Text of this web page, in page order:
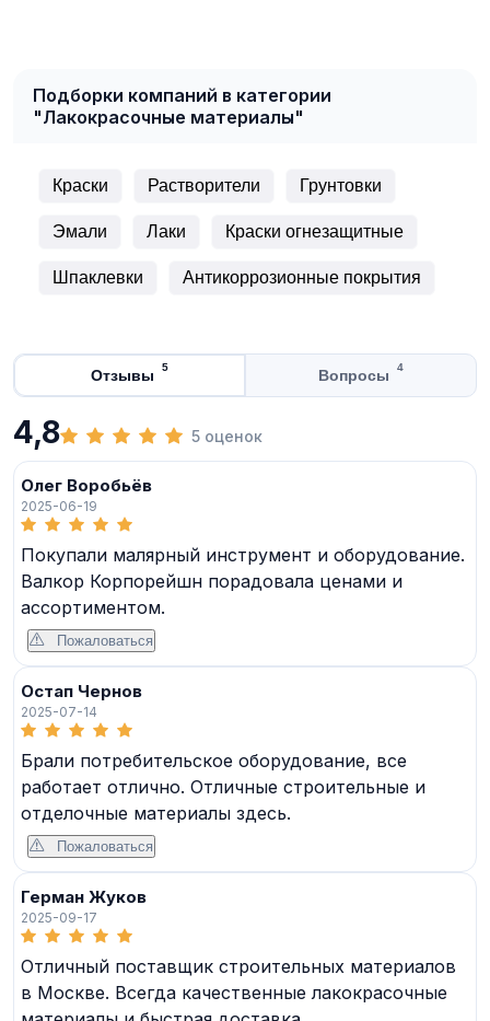
Подборки компаний в категории
"Лакокрасочные материалы"
Краски Растворители Грунтовки
Эмали Лаки Краски огнезащитные
Шпаклевки Антикоррозионные покрытия
Отзывы 5 Вопросы 4
4,8 5 оценок
Олег Воробьёв
2025-06-19
Покупали малярный инструмент и оборудование.
Валкор Корпорейшн порадовала ценами и
ассортиментом.
Пожаловаться
Остап Чернов
2025-07-14
Брали потребительское оборудование, все
работает отлично. Отличные строительные и
отделочные материалы здесь.
Пожаловаться
Герман Жуков
2025-09-17
Отличный поставщик строительных материалов
в Москве. Всегда качественные лакокрасочные